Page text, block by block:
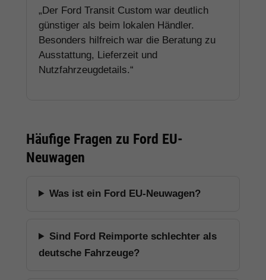
„Der Ford Transit Custom war deutlich
günstiger als beim lokalen Händler.
Besonders hilfreich war die Beratung zu
Ausstattung, Lieferzeit und
Nutzfahrzeugdetails.“
Häufige Fragen zu Ford EU-
Neuwagen
Was ist ein Ford EU-Neuwagen?
Sind Ford Reimporte schlechter als
deutsche Fahrzeuge?